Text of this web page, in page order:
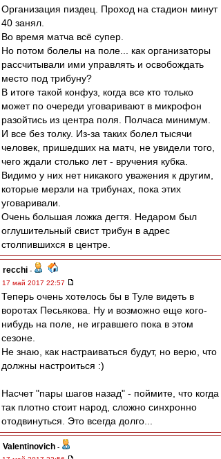
Организация пиздец. Проход на стадион минут
40 занял.
Во время матча всё супер.
Но потом болелы на поле... как организаторы
рассчитывали ими управлять и освобождать
место под трибуну?
В итоге такой конфуз, когда все кто только
может по очереди уговаривают в микрофон
разойтись из центра поля. Полчаса минимум.
И все без толку. Из-за таких болел тысячи
человек, пришедших на матч, не увидели того,
чего ждали столько лет - вручения кубка.
Видимо у них нет никакого уважения к другим,
которые мерзли на трибунах, пока этих
уговаривали.
Очень большая ложка дегтя. Недаром был
оглушительный свист трибун в адрес
столпившихся в центре.
recchi -
17 май 2017 22:57
Теперь очень хотелось бы в Туле видеть в
воротах Песьякова. Ну и возможно еще кого-
нибудь на поле, не игравшего пока в этом
сезоне.
Не знаю, как настраиваться будут, но верю, что
должны настроиться :)
Насчет "пары шагов назад" - поймите, что когда
так плотно стоит народ, сложно синхронно
отодвинуться. Это всегда долго...
Valentinovich -